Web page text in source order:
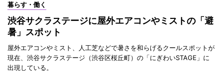
暮らす・働く
渋谷サクラステージに屋外エアコンやミストの「避
暑」スポット
屋外エアコンやミスト、人工芝などで暑さを和らげるクールスポットが
現在、渋谷サクラステージ（渋谷区桜丘町）の「にぎわいSTAGE」に
出現している。